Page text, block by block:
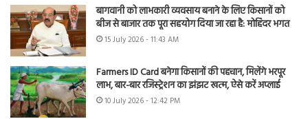
बागवानी को लाभकारी व्यवसाय बनाने के लिए किसानों को
बीज से बाजार तक पूरा सहयोग दिया जा रहा है: मोहिंदर भगत
15 July 2026 - 11:43 AM
Farmers ID Card बनेगा किसानों की पहचान, मिलेंगे भरपूर
लाभ, बार-बार रजिस्ट्रेशन का झंझट खत्म, ऐसे करें अप्लाई
10 July 2026 - 12:42 PM